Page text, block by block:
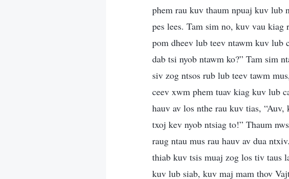
phem rau kuv thaum npuaj kuv lub
pes lees. Tam sim no, kuv vau
pom dheev lub teev ntawm kuv lub
dab tsi nyob ntawm ko?” Tam sim
siv zog ntsos rub lub teev tawm
ceev xwm phem tuav kiag kuv lub
hauv av los nthe rau kuv tias,
txoj kev nyob ntsiag to!” Thaum
raug ntau mus rau hauv av dua
thiab kuv tsis muaj zog los tiv taus
kuv lub siab, kuv maj mam thov